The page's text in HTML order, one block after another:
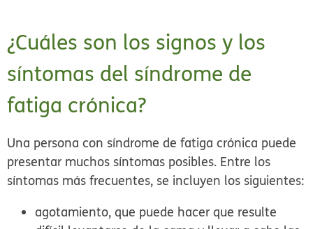
¿Cuáles son los signos y los
síntomas del síndrome de
fatiga crónica?
Una persona con síndrome de fatiga crónica puede
presentar muchos síntomas posibles. Entre los
síntomas más frecuentes, se incluyen los siguientes:
agotamiento, que puede hacer que resulte